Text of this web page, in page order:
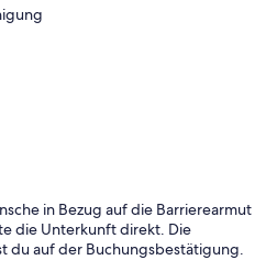
in Bezug auf die Barrierearmut
die Unterkunft direkt. Die
du auf der Buchungsbestätigung.